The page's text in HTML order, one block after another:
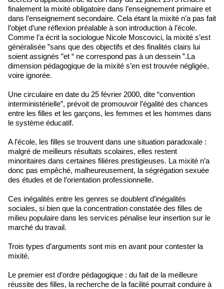
finalement la mixité obligatoire dans l’enseignement primaire et
dans l’enseignement secondaire. Cela étant la mixité n’a pas fait
l’objet d’une réflexion préalable à son introduction à l’école.
Comme l’a écrit la sociologue Nicole Moscovici, la mixité s’est
généralisée ”sans que des objectifs et des finalités clairs lui
soient assignés ”et “ ne correspond pas à un dessein ”.La
dimension pédagogique de la mixité s’en est trouvée négligée,
voire ignorée.
Une circulaire en date du 25 février 2000, dite “convention
interministérielle”, prévoit de promouvoir l’égalité des chances
entre les filles et les garçons, les femmes et les hommes dans
le système éducatif.
A l’école, les filles se trouvent dans une situation paradoxale :
malgré de meilleurs résultats scolaires, elles restent
minoritaires dans certaines filières prestigieuses. La mixité n’a
donc pas empêché, malheureusement, la ségrégation sexuée
des études et de l’orientation professionnelle.
Ces inégalités entre les genres se doublent d’inégalités
sociales, si bien que la concentration constatée des filles de
milieu populaire dans les services pénalise leur insertion sur le
marché du travail.
Trois types d’arguments sont mis en avant pour contester la
mixité.
Le premier est d’ordre pédagogique : du fait de la meilleure
réussite des filles, la recherche de la facilité pourrait conduire à